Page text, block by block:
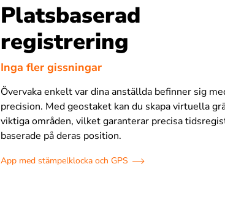
Platsbaserad
registrering
Inga fler gissningar
Övervaka enkelt var dina anställda befinner sig
precision. Med geostaket kan du skapa virtuella
viktiga områden, vilket garanterar precisa
baserade på deras position.
App med stämpelklocka och GPS